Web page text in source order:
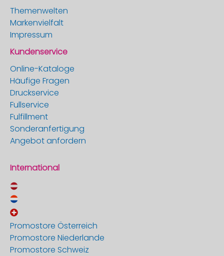
Themenwelten
Markenvielfalt
Impressum
Kundenservice
Online-Kataloge
Häufige Fragen
Druckservice
Fullservice
Fulfillment
Sonderanfertigung
Angebot anfordern
International
Promostore Österreich
Promostore Niederlande
Promostore Schweiz